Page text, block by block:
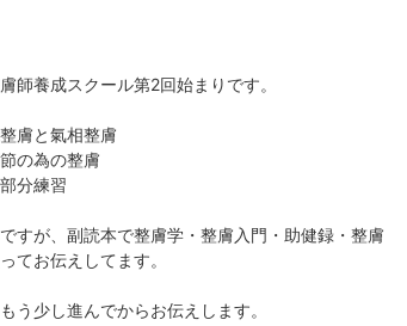
師養成スクール第2回始まりです。
膚と氣相整膚
の為の整膚
分練習
すが、副読本で整膚学・整膚入門・助健録・整膚
てお伝えしてます。
う少し進んでからお伝えします。